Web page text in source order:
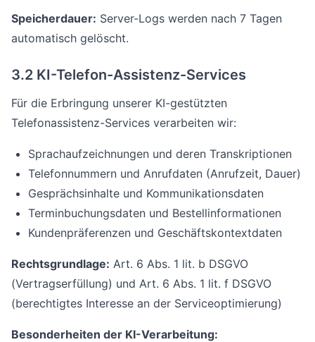
Speicherdauer: Server-Logs werden nach 7 Tagen
automatisch gelöscht.
3.2 KI-Telefon-Assistenz-Services
Für die Erbringung unserer KI-gestützten
Telefonassistenz-Services verarbeiten wir:
Sprachaufzeichnungen und deren Transkriptionen
Telefonnummern und Anrufdaten (Anrufzeit, Dauer)
Gesprächsinhalte und Kommunikationsdaten
Terminbuchungsdaten und Bestellinformationen
Kundenpräferenzen und Geschäftskontextdaten
Rechtsgrundlage: Art. 6 Abs. 1 lit. b DSGVO
(Vertragserfüllung) und Art. 6 Abs. 1 lit. f DSGVO
(berechtigtes Interesse an der Serviceoptimierung)
Besonderheiten der KI-Verarbeitung: